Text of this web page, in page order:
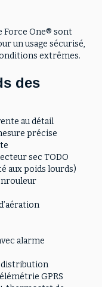
Force One® sont
un usage sécurisé,
extrêmes.
des
au détail
précise
sec TODO
aux poids lourds)
alarme
distribution
GPRS